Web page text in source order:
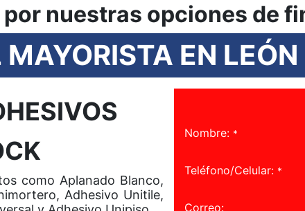
por nuestras opciones de
MAYORISTA EN
como Aplanado Blanco,
Adhesivo Unitile,
Nombre: *
Teléfono/Celular: *
Correo: